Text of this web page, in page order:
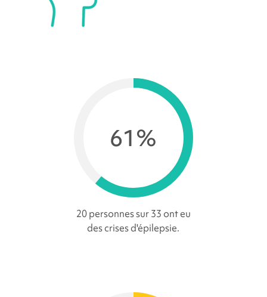
61%
20 personnes sur 33 ont eu
des crises d'épilepsie.